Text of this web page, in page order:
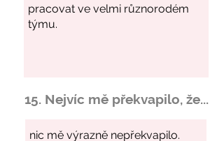
15. Nejvíc mě překvapilo, že...